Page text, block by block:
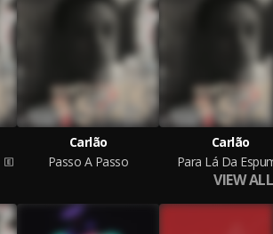
Carlão
Passo A Passo
Carlão
Para Lá Da
VIEW ALL